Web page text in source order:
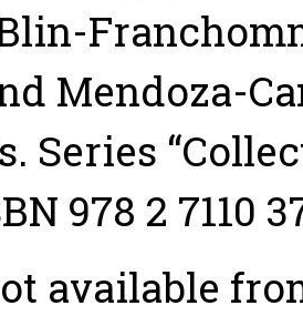
Mendoza-
Series
978 2 7110
available